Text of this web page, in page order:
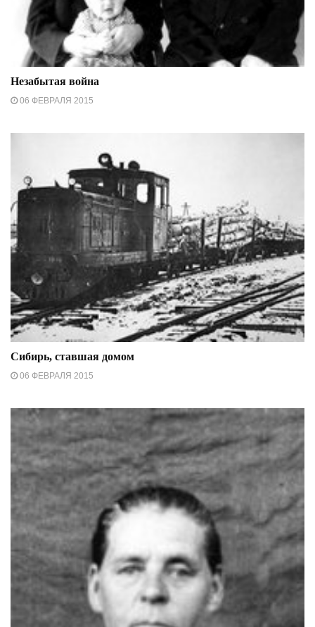
Незабытая война
06 ФЕВРАЛЯ 2015
Сибирь, ставшая домом
06 ФЕВРАЛЯ 2015